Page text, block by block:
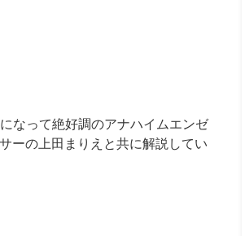
になって絶好調のアナハイムエンゼ
ーの上田まりえと共に解説してい